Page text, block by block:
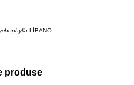
LÍBANO
produse